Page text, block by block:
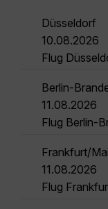
Düsseldorf
10.08.2026
Flug
Berlin-
11.08.2026
Flug Berlin-
Frankfurt/
11.08.2026
Flug